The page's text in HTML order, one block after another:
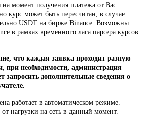
момент получения платежа от Вас.
курс может быть пересчитан, в случае
USDT на бирже Binance. Возможны
в рамках временного лага парсера курсов
что каждая заявка проходит разную
при необходимости, администрация
запросить дополнительные сведения о
работает в автоматическом режиме.
нагрузки на сеть в данный момент.